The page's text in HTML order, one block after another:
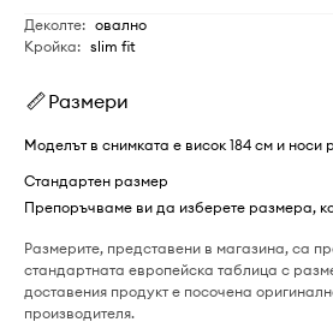
Деколте: овално
Кройка: slim fit
Размери
Моделът в снимката е висок 184 см и носи
Стандартен размер
Препоръчваме ви да изберете размера,
Размерите, представени в магазина, са
стандартната европейска таблица с
доставения продукт е посочена
производителя.